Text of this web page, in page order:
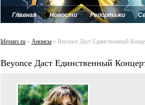
Главная Новости Репортажи
lifestars.ru » Анонсы » Beyonce Даст Единственный
Beyonce Даст Единственный